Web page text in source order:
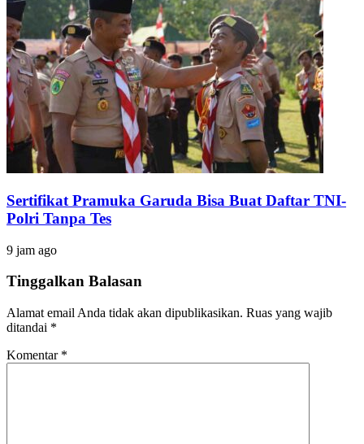
Sertifikat Pramuka Garuda Bisa Buat Daftar TNI-
Polri Tanpa Tes
9 jam ago
Tinggalkan Balasan
Alamat email Anda tidak akan dipublikasikan. Ruas yang wajib
ditandai *
Komentar *